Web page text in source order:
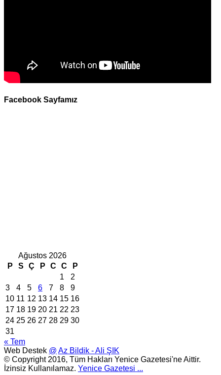
Facebook Sayfamız
Ağustos 2026
P
S Ç P C C
P
1
2
3
4 5 6 7 8
9
10 11 12 13 14 15 16
17 18 19 20 21 22 23
24 25 26 27 28 29 30
31
« Tem
Web Destek @ Az Bildik - Ali ŞIK
© Copyright 2016, Tüm Hakları Yenice Gazetesi'ne Aittir.
İzinsiz Kullanılamaz. Yenice Gazetesi ...